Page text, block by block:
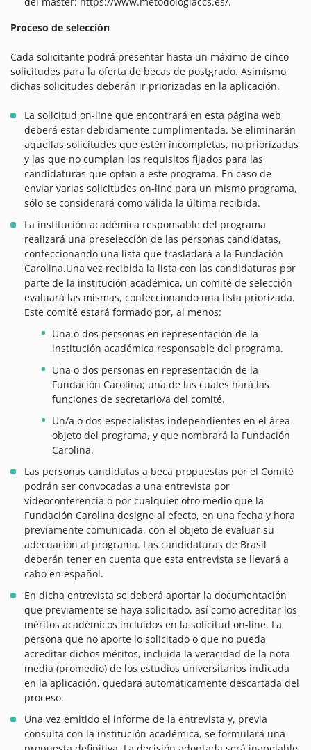
Proceso de selección
Cada solicitante podrá presentar hasta un máximo de cinco
solicitudes para la oferta de becas de postgrado. Asimismo,
dichas solicitudes deberán ir priorizadas en la aplicación.
La solicitud on-line que encontrará en esta página web
deberá estar debidamente cumplimentada. Se eliminarán
aquellas solicitudes que estén incompletas, no priorizadas
y las que no cumplan los requisitos fijados para las
candidaturas que optan a este programa. En caso de
enviar varias solicitudes on-line para un mismo programa,
sólo se considerará como válida la última recibida.
La institución académica responsable del programa
realizará una preselección de las personas candidatas,
confeccionando una lista que trasladará a la Fundación
Carolina.Una vez recibida la lista con las candidaturas por
parte de la institución académica, un comité de selección
evaluará las mismas, confeccionando una lista priorizada.
Este comité estará formado por, al menos:
Una o dos personas en representación de la
institución académica responsable del programa.
Una o dos personas en representación de la
Fundación Carolina; una de las cuales hará las
funciones de secretario/a del comité.
Un/a o dos especialistas independientes en el área
objeto del programa, y que nombrará la Fundación
Carolina.
Las personas candidatas a beca propuestas por el Comité
podrán ser convocadas a una entrevista por
videoconferencia o por cualquier otro medio que la
Fundación Carolina designe al efecto, en una fecha y hora
previamente comunicada, con el objeto de evaluar su
adecuación al programa. Las candidaturas de Brasil
deberán tener en cuenta que esta entrevista se llevará a
cabo en español.
En dicha entrevista se deberá aportar la documentación
que previamente se haya solicitado, así como acreditar los
méritos académicos incluidos en la solicitud on-line. La
persona que no aporte lo solicitado o que no pueda
acreditar dichos méritos, incluida la veracidad de la nota
media (promedio) de los estudios universitarios indicada
en la aplicación, quedará automáticamente descartada del
proceso.
Una vez emitido el informe de la entrevista y, previa
consulta con la institución académica, se formulará una